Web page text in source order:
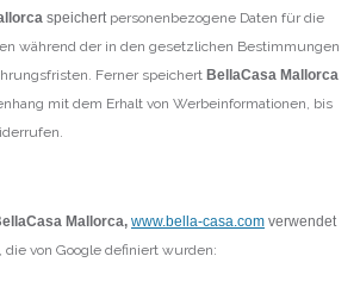
speichert personenbezogene Daten für die
während der in den gesetzlichen Bestimmungen
Ferner speichert BellaCasa Mallorca
mit dem Erhalt von Werbeinformationen, bis
Mallorca, www.bella-casa.com verwendet
die von Google definiert wurden: